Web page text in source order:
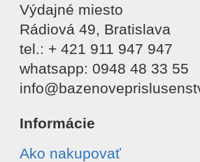
Výdajné miesto
Rádiová 49, Bratislava
tel.: + 421 911 947 947
whatsapp: 0948 48 33 55
Informácie
Ako nakupovať